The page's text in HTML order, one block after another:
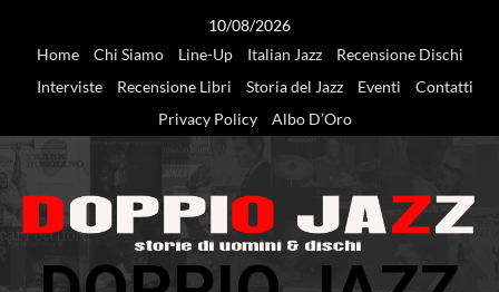
10/08/2026
Home
Chi Siamo Line-Up Italian Jazz
Recensione Dischi
Interviste
Recensione Libri Storia del Jazz Eventi
Contatti
Privacy Policy
Albo D’Oro